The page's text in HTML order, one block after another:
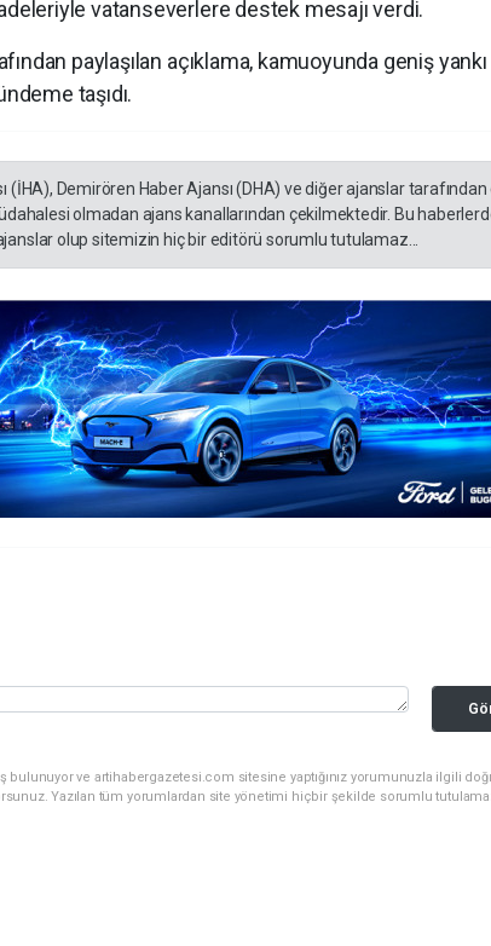
vatanseverlere destek mesajı verdi.
paylaşılan açıklama, kamuoyunda geniş
taşıdı.
(İHA), Demirören Haber Ajansı (DHA) ve diğer ajanslar
olmadan ajans kanallarından çekilmektedir. Bu
olup sitemizin hiç bir editörü sorumlu tutulamaz...
bulunuyor ve artihabergazetesi.com sitesine yaptığınız yorumunuzla ilgili
Yazılan tüm yorumlardan site yönetimi hiçbir şekilde sorumlu